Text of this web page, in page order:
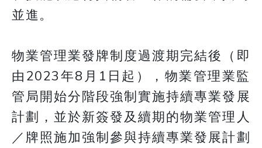
並進。
物業管理業發牌制度過渡期完結後（即
由2023年8月1日起），物業管理業監
管局開始分階段強制實施持續專業發展
計劃，並於新簽發及續期的物業管理人
／牌照施加強制參與持續專業發展計劃